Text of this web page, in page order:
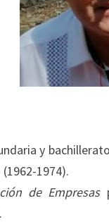
y
1974).
de Empresas